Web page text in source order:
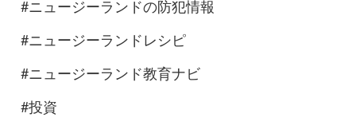
#ニュージーランドの防犯情報
#ニュージーランドレシピ
#ニュージーランド教育ナビ
#投資